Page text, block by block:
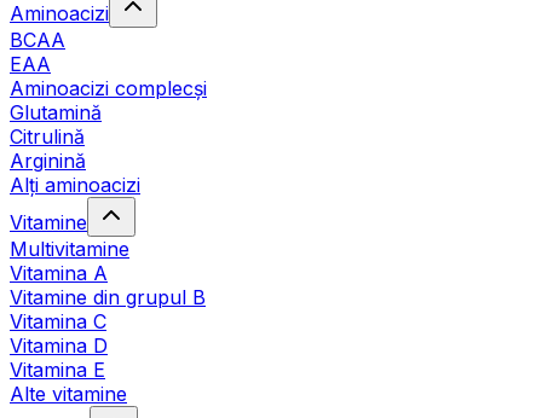
Aminoacizi
BCAA
EAA
Aminoacizi complecși
Glutamină
Citrulină
Arginină
Alți aminoacizi
Vitamine
Multivitamine
Vitamina A
Vitamine din grupul B
Vitamina C
Vitamina D
Vitamina E
Alte vitamine